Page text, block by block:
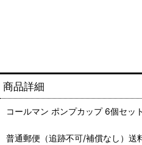
商品詳細
コールマン ポンプカップ 6個セ
普通郵便（追跡不可/補償なし）送